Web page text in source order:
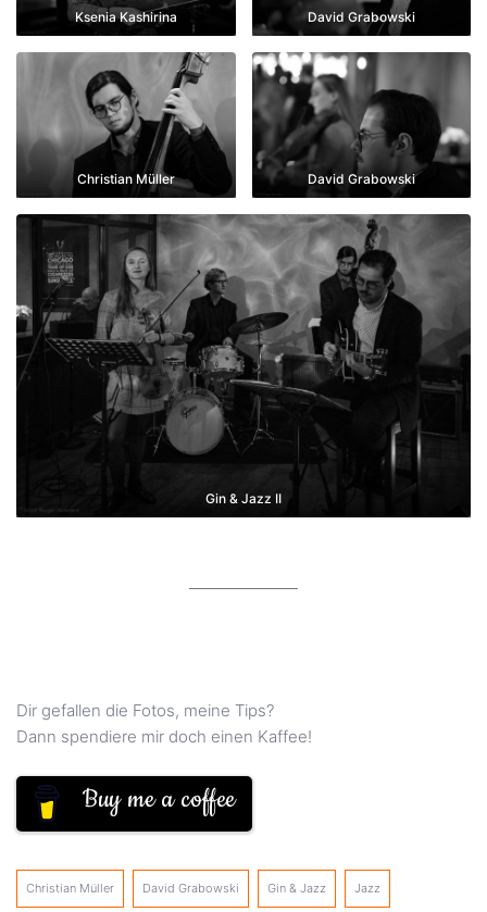
Ksenia Kashirina David Grabowski
Christian Müller David Grabowski
Gin & Jazz II
Dir gefallen die Fotos, meine Tips?
Dann spendiere mir doch einen Kaffee!
Buy me a coffee
Christian Müller David Grabowski Gin & Jazz Jazz